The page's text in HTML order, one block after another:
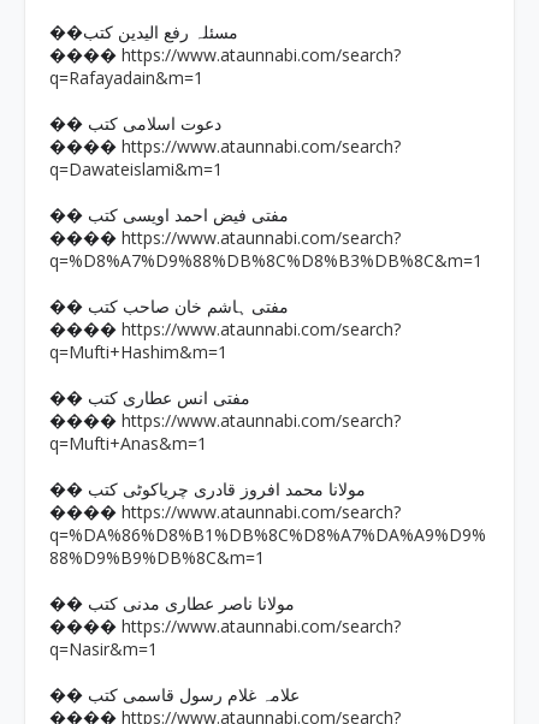
��مسئلہ رفع الیدین کتب
���� https://www.ataunnabi.com/search?
q=Rafayadain&m=1
�� دعوت اسلامی کتب
���� https://www.ataunnabi.com/search?
q=Dawateislami&m=1
�� مفتی فیض احمد اویسی کتب
���� https://www.ataunnabi.com/search?
q=%D8%A7%D9%88%DB%8C%D8%B3%DB%8C&m=1
�� مفتی ہاشم خان صاحب کتب
���� https://www.ataunnabi.com/search?
q=Mufti+Hashim&m=1
�� مفتی انس عطاری کتب
���� https://www.ataunnabi.com/search?
q=Mufti+Anas&m=1
�� مولانا محمد افروز قادری چریاکوٹی کتب
���� https://www.ataunnabi.com/search?
q=%DA%86%D8%B1%DB%8C%D8%A7%DA%A9%D9%
88%D9%B9%DB%8C&m=1
�� مولانا ناصر عطاری مدنی کتب
���� https://www.ataunnabi.com/search?
q=Nasir&m=1
�� علامہ غلام رسول قاسمی کتب
���� https://www.ataunnabi.com/search?